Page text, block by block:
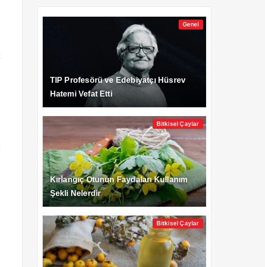
Genel
TIP Profesörü ve Edebiyatçı Hüsrev
Hatemi Vefat Etti
Bitkisel Çaylar
Kırlangıç Otunun Faydaları Kullanım
Şekli Nelerdir
Bitkisel Çaylar